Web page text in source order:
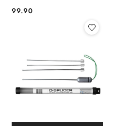
Cena:
99.90